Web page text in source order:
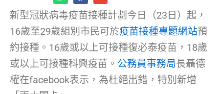
新型冠狀病毒疫苗接種計劃今日（23日）起，
16歲至29歲組別市民可於疫苗接種專題網站預
約接種。16歲或以上可接種復必泰疫苗，18歲
或以上可接種科興疫苗。 公務員事務局長聶德
權在facebook表示，為杜絕出錯，特別新增